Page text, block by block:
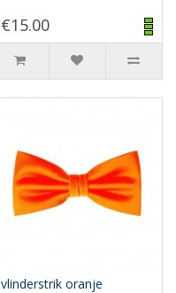
€15.00
vlinderstrik oranje